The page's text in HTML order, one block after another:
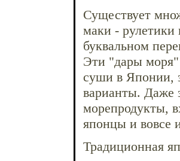
Существует
маки - рулетики
буквальном
Эти "дары моря"
суши в Японии,
варианты. Даже
морепродукты,
японцы и вовсе
Традиционная